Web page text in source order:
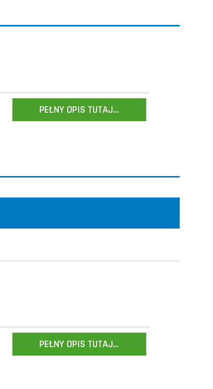
PEŁNY OPIS TUTAJ...
PEŁNY OPIS TUTAJ...